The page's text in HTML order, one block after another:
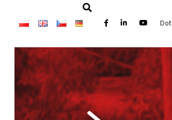
Baza TERGON w dniu 14 lipca